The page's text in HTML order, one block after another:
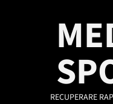
RECUPERARE